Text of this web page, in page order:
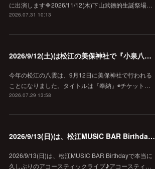
に出演します🔷2026/11/12(木)下山武徳的生誕祭場…
2026.07.31 10:13
2026/9/12(土)は松江の美保神社で『小泉八雲朗読のしらべ』
今年の松江の八雲は、9月12日に美保神社で行われる
ことになりました。タイトルは『奉納』◉チケット…
2026.07.29 13:58
2026/9/13(日)は、松江MUSIC BAR Birthdayでアコースティック弾き語り弾きまくりギター三昧♪
2026/9/13(日)は、松江MUSIC BAR Birthdayで本当に
久しぶりのアコースティックライブ♪アコースティ…